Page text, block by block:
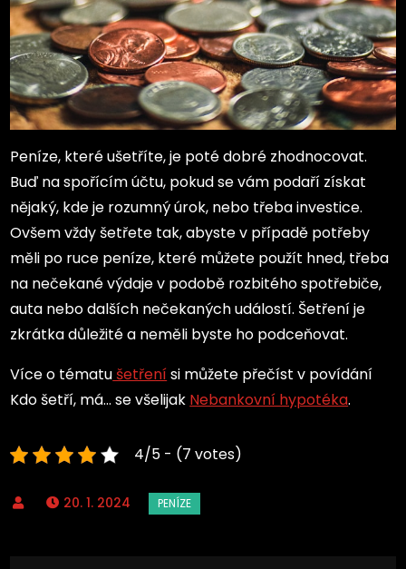
Peníze, které ušetříte, je poté dobré zhodnocovat.
Buď na spořícím účtu, pokud se vám podaří získat
nějaký, kde je rozumný úrok, nebo třeba investice.
Ovšem vždy šetřete tak, abyste v případě potřeby
měli po ruce peníze, které můžete použít hned, třeba
na nečekané výdaje v podobě rozbitého spotřebiče,
auta nebo dalších nečekaných událostí. Šetření je
zkrátka důležité a neměli byste ho podceňovat.
Více o tématušetřenísi můžete přečíst v povídání
Kdo šetří, má… se všelijak Nebankovní hypotéka.
4/5 - (7 votes)
20. 1. 2024